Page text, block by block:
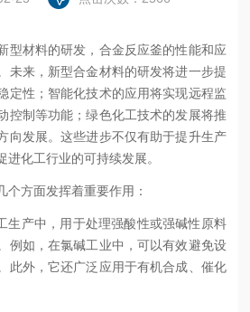
材料的研发，合金反应釜的性能和应
未来，新型合金材料的研发将进一步提
定性；智能化技术的应用将实现远程监
控制等功能；绿色化工技术的发展将推
向发展。这些进步不仅有助于提升生产
化工行业的可持续发展。
方面发挥着重要作用：
产中，用于处理强酸性或强碱性原料
例如，在氯碱工业中，可以有效避免设
此外，它还广泛应用于有机合成、催化